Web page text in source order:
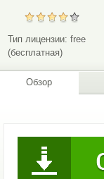
Тип лицензии: free
(бесплатная)
Обзор